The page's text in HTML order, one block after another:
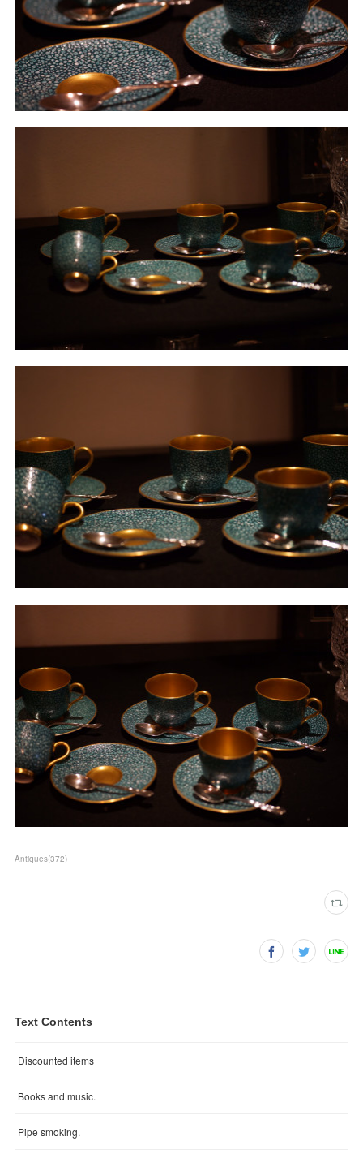
Antiques(372)
Text Contents
Discounted items
Books and music.
Pipe smoking.